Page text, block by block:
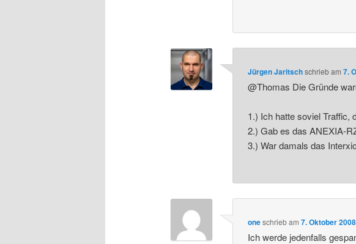
Jürgen Jaritschschriebam7.
@Thomas Die Gründe
1.) Ich hatte soviel Traffic,
2.) Gab es das ANEXIA-
3.) War damals das
oneschriebam7. Oktober
Ich werde jedenfalls